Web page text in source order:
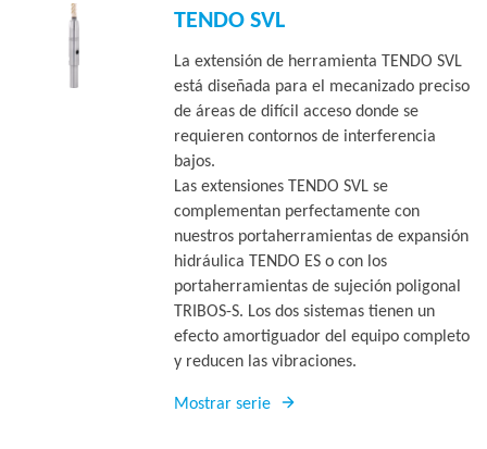
TENDO SVL
La extensión de herramienta TENDO SVL
está diseñada para el mecanizado preciso
de áreas de difícil acceso donde se
requieren contornos de interferencia
bajos.
Las extensiones TENDO SVL se
complementan perfectamente con
nuestros portaherramientas de expansión
hidráulica TENDO ES o con los
portaherramientas de sujeción poligonal
TRIBOS-S. Los dos sistemas tienen un
efecto amortiguador del equipo completo
y reducen las vibraciones.
Mostrar serie